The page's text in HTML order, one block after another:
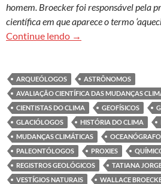
homem. Broecker foi responsável pela
científica em que aparece o termo
Continue lendo Paleoclimatologia
→
ARQUEÓLOGOS
ASTRÔNOMOS
AVALIAÇÃO CIENTÍFICA DAS MUDANÇAS
CIENTISTAS DO CLIMA
GEOFÍSICOS
GLACIÓLOGOS
HISTÓRIA DO CLIMA
MUDANÇAS CLIMÁTICAS
PALEONTÓLOGOS
PROXIES
REGISTROS GEOLÓGICOS
TATIANA
VESTÍGIOS NATURAIS
WALLACE